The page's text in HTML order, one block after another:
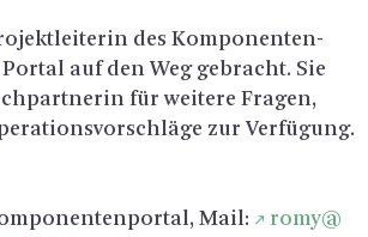
des Kom­po­nen­ten­
auf den Weg ge­bracht. Sie
für wei­te­re Fra­gen,
zur Ver­fü­gung.
Mail:
romy@​